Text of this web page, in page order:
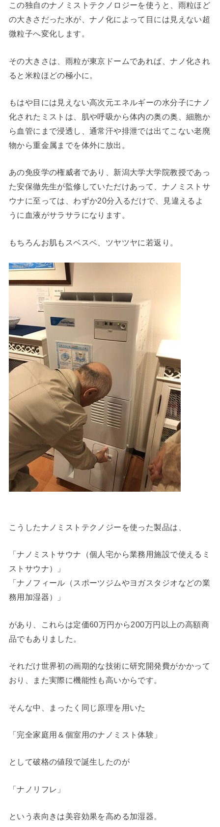
この独自のナノミストテクノロジーを使うと、雨粒ほど
の大きさだった水が、ナノ化によって目には見えない超
微粒子へ変化します。
その大きさは、雨粒が東京ドームであれば、ナノ化され
ると米粒ほどの極小に。
もはや目には見えない高次元エネルギーの水分子にナノ
化されたミストは、肌や呼吸から体内の奥の奥、細胞か
ら血管にまで浸透し、通常汗や排泄では出てこない老廃
物から重金属までを体外に放出。
あの免疫学の権威者であり、新潟大学大学院教授であっ
た安保徹先生が監修していただけあって、ナノミストサ
ウナに至っては、わずか20分入るだけで、見違えるよ
うに血液がサラサラになります。
もちろんお肌もスベスベ、ツヤツヤに若返り。
こうしたナノミストテクノジーを使った製品は、
「ナノミストサウナ（個人宅から業務用施設で使えるミ
ストサウナ）」
「ナノフィール（スポーツジムやヨガスタジオなどの業
務用加湿器）」
があり、これらは定価60万円から200万円以上の高額商
品でもありました。
それだけ世界初の画期的な技術に研究開発費がかかって
おり、また実際に機能性も高いからです。
そんな中、まったく同じ原理を用いた
「完全家庭用＆個室用のナノミスト体験」
として破格の値段で誕生したのが
「ナノリフレ」
という表向きは美容効果を高める加湿器。